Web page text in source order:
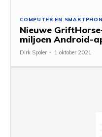
COMPUTER EN
Nieuwe
miljoen Android-
Dirk Spoler - 1 oktober 2021